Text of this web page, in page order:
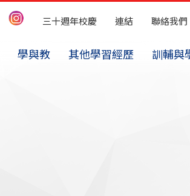
三十週年校慶 連結 聯絡我們
學與教 其他學習經歷 訓輔與